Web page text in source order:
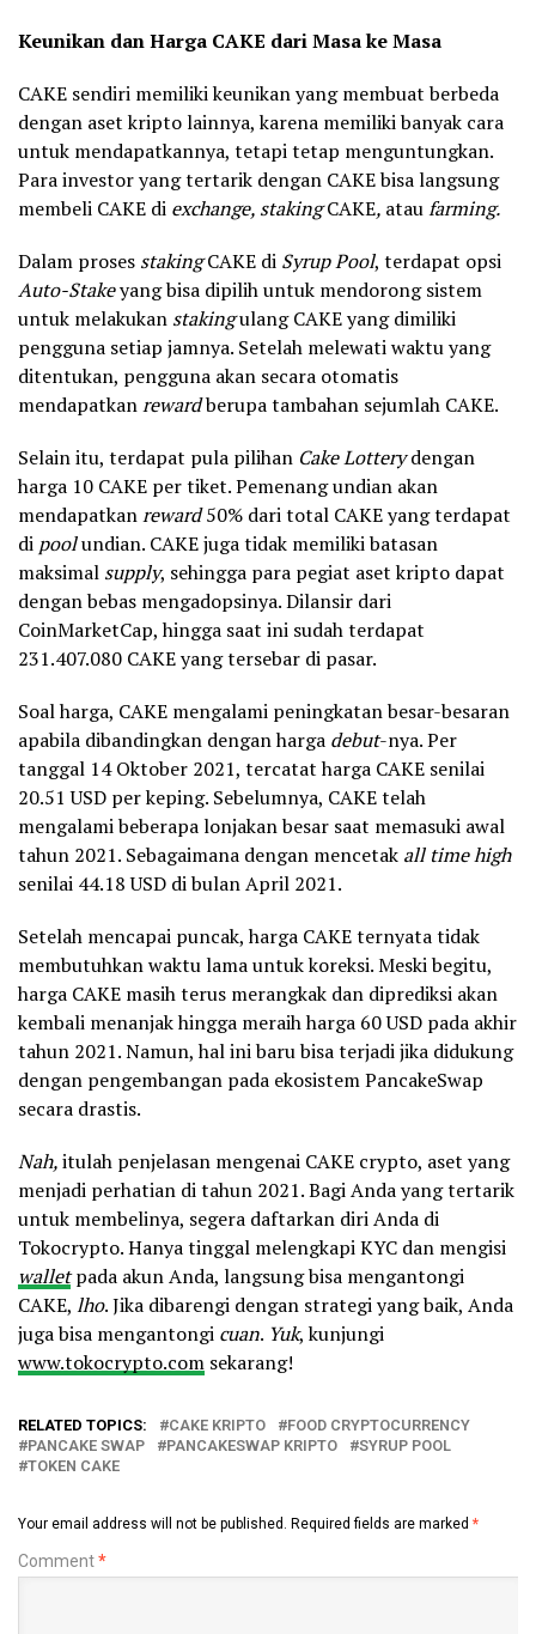
Keunikan dan Harga CAKE dari Masa ke Masa
CAKE sendiri memiliki keunikan yang membuat berbeda
dengan aset kripto lainnya, karena memiliki banyak cara
untuk mendapatkannya, tetapi tetap menguntungkan.
Para investor yang tertarik dengan CAKE bisa langsung
membeli CAKE di exchange, stakingCAKE, ataufarming.
Dalam proses stakingCAKE di Syrup Pool, terdapat opsi
Auto-Stakeyang bisa dipilih untuk mendorong sistem
untuk melakukan stakingulang CAKE yang dimiliki
pengguna setiap jamnya. Setelah melewati waktu yang
ditentukan, pengguna akan secara otomatis
mendapatkanrewardberupa tambahan sejumlah CAKE.
Selain itu, terdapat pula pilihan Cake Lotterydengan
harga 10 CAKE per tiket. Pemenang undian akan
mendapatkanreward50% dari total CAKE yang terdapat
di poolundian. CAKE juga tidak memiliki batasan
maksimal supply, sehingga para pegiat aset kripto dapat
dengan bebas mengadopsinya.Dilansir dari
CoinMarketCap, hingga saat ini sudah terdapat
231.407.080 CAKE yang tersebar di pasar.
Soal harga, CAKE mengalami peningkatan besar-besaran
apabila dibandingkan dengan harga debut-nya. Per
tanggal 14 Oktober 2021, tercatat harga CAKE senilai
20.51 USD per keping. Sebelumnya, CAKE telah
mengalami beberapa lonjakan besar saat memasuki awal
tahun 2021. Sebagaimana dengan mencetak all time high
senilai 44.18 USD di bulan April 2021.
Setelah mencapai puncak, harga CAKE ternyata tidak
membutuhkan waktu lama untuk koreksi. Meski begitu,
harga CAKE masih terus merangkak dan diprediksi akan
kembali menanjak hingga meraih harga 60 USD pada akhir
tahun 2021. Namun, hal ini baru bisa terjadi jika didukung
dengan pengembangan pada ekosistem PancakeSwap
secara drastis.
Nah,itulah penjelasan mengenai CAKE crypto, aset yang
menjadi perhatian di tahun 2021. Bagi Anda yang tertarik
untuk membelinya, segera daftarkan diri Anda di
Tokocrypto. Hanya tinggal melengkapi KYC dan mengisi
wallet pada akun Anda, langsung bisa mengantongi
CAKE, lho. Jika dibarengi dengan strategi yang baik, Anda
juga bisa mengantongi cuan. Yuk, kunjungi
www.tokocrypto.com sekarang!
RELATED TOPICS: CAKE KRIPTO
FOOD CRYPTOCURRENCY
PANCAKE SWAP
PANCAKESWAP KRIPTO
SYRUP POOL
TOKEN CAKE
Your email address will not be published. Required fields are marked *
Comment*